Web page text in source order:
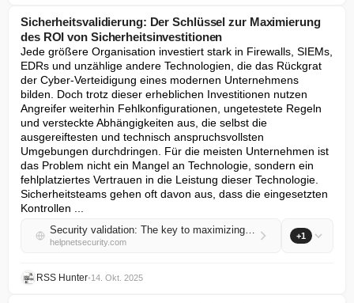
Sicherheitsvalidierung: Der Schlüssel zur Maximierung
des ROI von Sicherheitsinvestitionen
Jede größere Organisation investiert stark in Firewalls, SIEMs,
EDRs und unzählige andere Technologien, die das Rückgrat
der Cyber-Verteidigung eines modernen Unternehmens
bilden. Doch trotz dieser erheblichen Investitionen nutzen
Angreifer weiterhin Fehlkonfigurationen, ungetestete Regeln
und versteckte Abhängigkeiten aus, die selbst die
ausgereiftesten und technisch anspruchsvollsten
Umgebungen durchdringen. Für die meisten Unternehmen ist
das Problem nicht ein Mangel an Technologie, sondern ein
fehlplatziertes Vertrauen in die Leistung dieser Technologie.
Sicherheitsteams gehen oft davon aus, dass die eingesetzten
Kontrollen ...
Security validation: The key to maximizing ROI from security investments
helpnetsecurity.com
+1
RSS Hunter•14. Okt. 2025